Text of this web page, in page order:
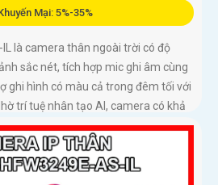
Mại: 5%-35%
IL là camera thân ngoài trời có độ
sắc nét, tích hợp mic ghi âm cùng
ghi hình có màu cả trong đêm tối với
trí tuệ nhân tạo AI, camera có khả
người và phương tiện giảm thiểu
quả an ninh hỗ trợ khe cắm thẻ
nước IP67